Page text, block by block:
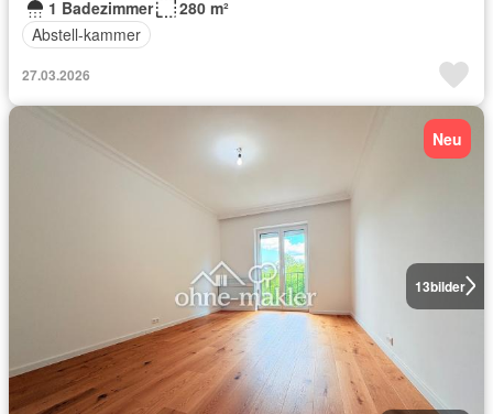
1 Badezimmer
280 m²
Abstell-kammer
27.03.2026
13bilder
Neu